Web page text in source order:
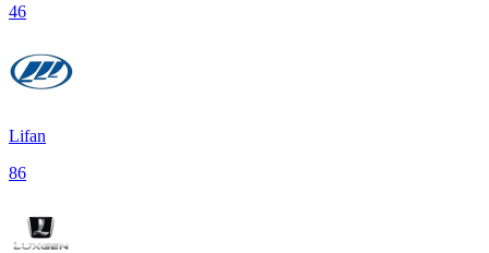
46
Lifan
86